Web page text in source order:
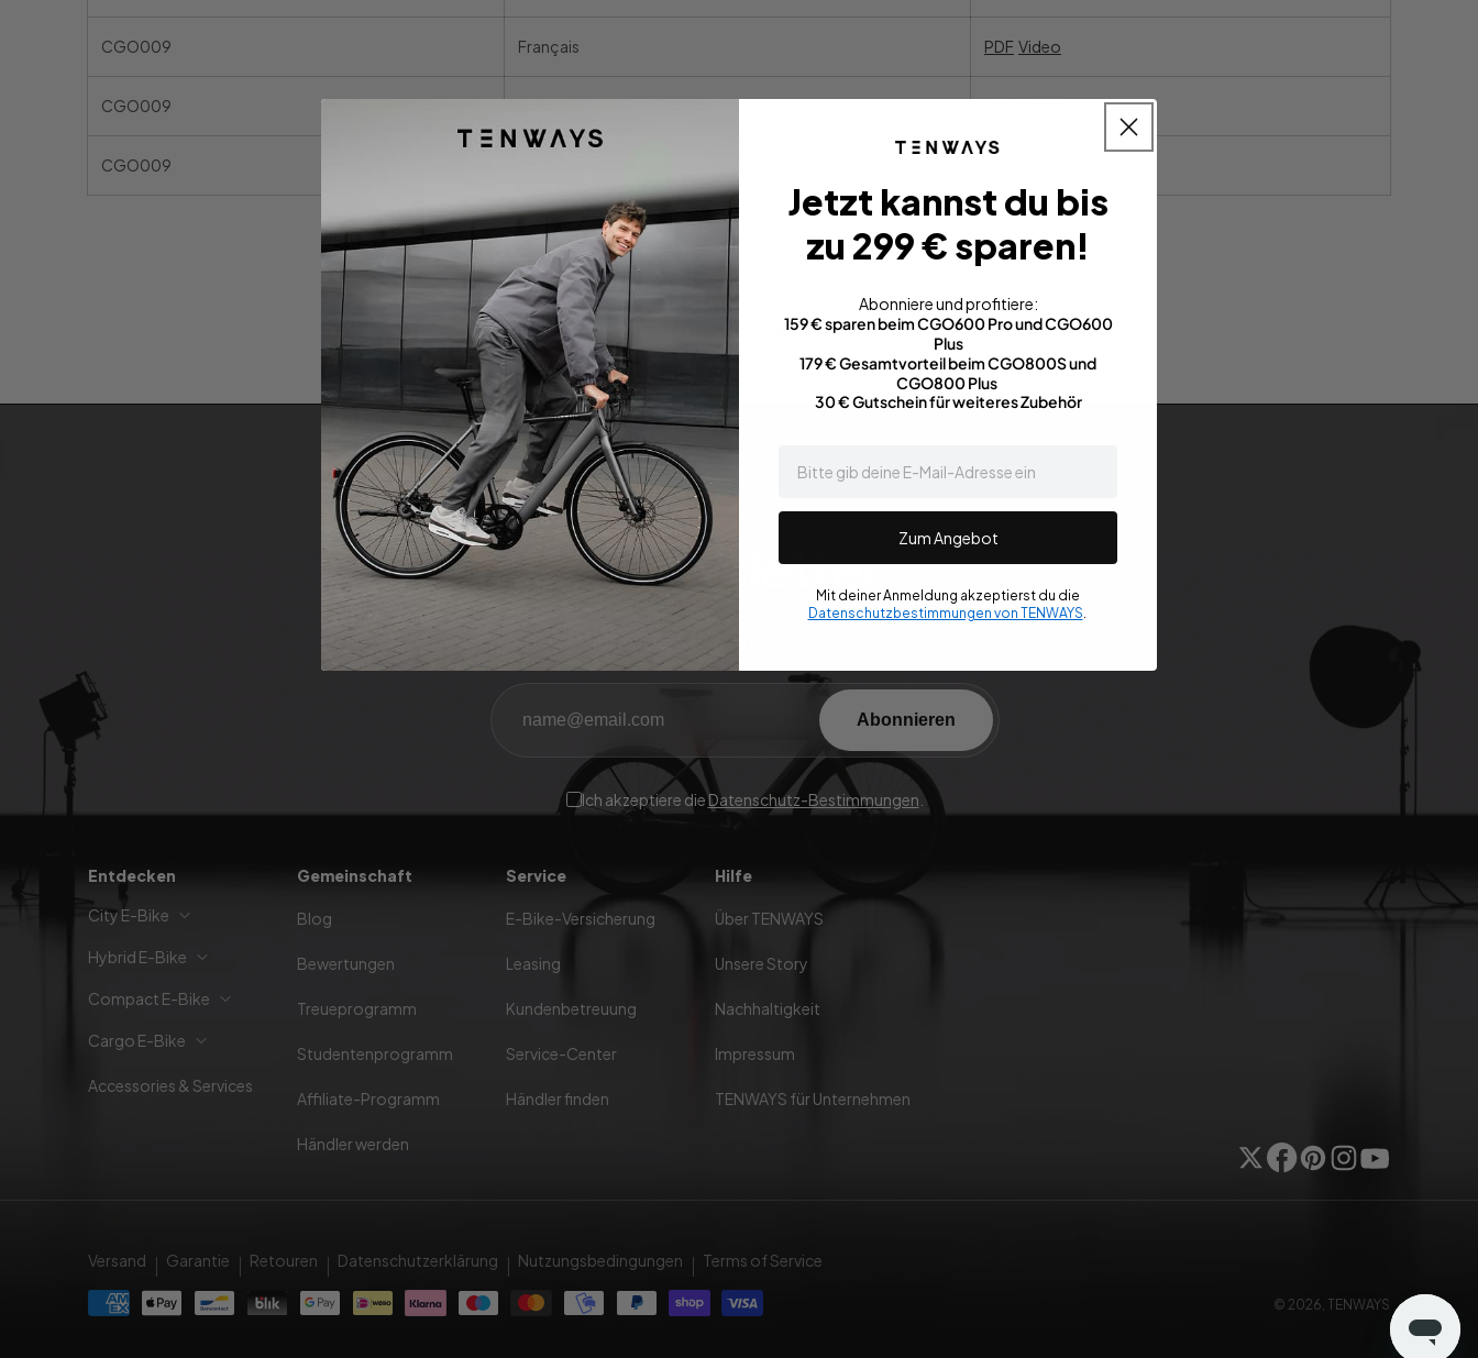
CGO009 Français PDF Video
CGO009 Italiano PDF Video
CGO009
Newsletter
Melden Sie sich an, um die neuesten Updates zu Verk?ufen, Pressemitteilungen und mehr zu erhalten.
Abonnieren
Ich akzeptiere dieDatenschutz-Bestimmungen
Entdecken
City E-Bike
Hybrid E-Bike
Compact E-Bike
Cargo E-Bike
Accessories & Services
Gemeinschaft
Blog
Bewertungen
Treueprogramm
Studentenprogramm
Affiliate-Programm
Händler werden
Service
E-Bike-Versicherung
Leasing
Kundenbetreuung
Service-Center
Händler finden
Hilfe
Über TENWAYS
Unsere Story
Nachhaltigkeit
Impressum
TENWAYS für Unternehmen
TwitterFacebook
PinterestInstagram
Youtube
Versand Garantie Retouren Datenschutzerklärung Nutzungsbedingungen Terms of Service
Zahlungsmethoden © 2026, TENWAYS
Jetzt kannst du bis
zu 299 € sparen!
Abonniere und profitiere:
159 € sparen beim CGO600 Pro und CGO600
Plus
179 € Gesamtvorteil beim CGO800S und
CGO800 Plus
30 € Gutschein für weiteres Zubehör
Zum Angebot
Mit deiner Anmeldung akzeptierst du die
Datenschutzbestimmungen von TENWAYS